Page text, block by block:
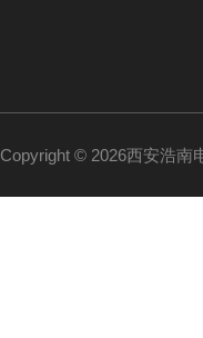
Copyright © 2026西安浩